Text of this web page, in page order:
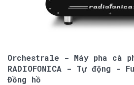
Orchestrale - Máy pha cà
RADIOFONICA - Tự động -
Đồng hồ